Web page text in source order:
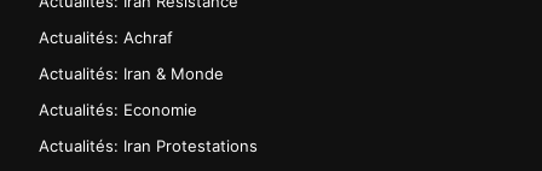
Actualités: Achraf
Actualités: Iran & Monde
Actualités: Economie
Actualités: Iran Protestations